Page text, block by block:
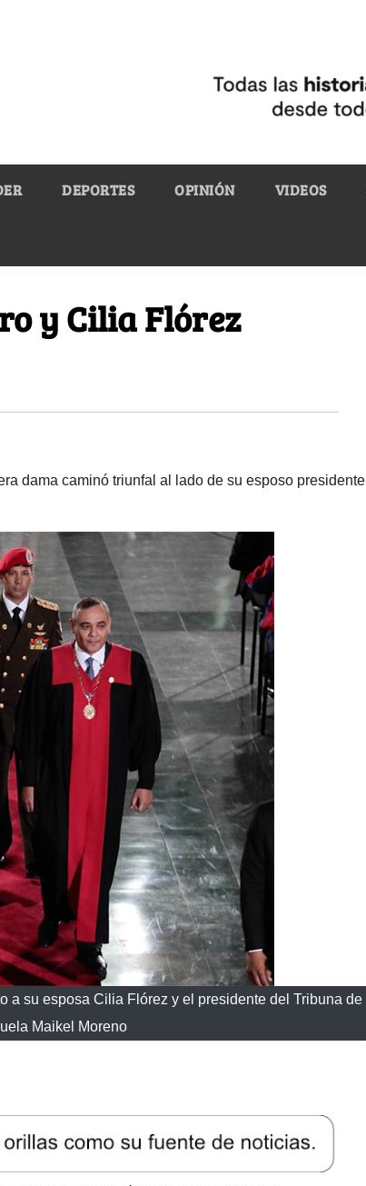
DEPORTES OPINIÓN VIDEOS
y Cilia Flórez
dama caminó triunfal al lado de su esposo presidente
a su esposa Cilia Flórez y el presidente del Tribuna de
Maikel Moreno